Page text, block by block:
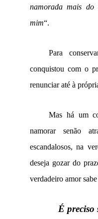
namorada mais
mim“.
Para
conquistou com o
renunciar até à
Mas há um
namorar senão
escandalosos, na
deseja gozar do
verdadeiro amor sabe
É preciso